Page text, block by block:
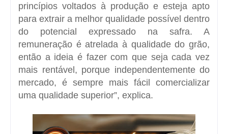
princípios voltados à produção e esteja apto
para extrair a melhor qualidade possível dentro
do potencial expressado na safra. A
remuneração é atrelada à qualidade do grão,
então a ideia é fazer com que seja cada vez
mais rentável, porque independentemente do
mercado, é sempre mais fácil comercializar
uma qualidade superior”, explica.